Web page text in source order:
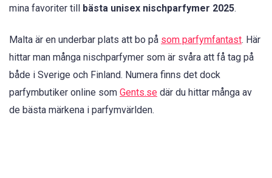
mina favoriter till bästa unisex nischparfymer 2025.
Malta är en underbar plats att bo på som parfymfantast. Här
hittar man många nischparfymer som är svåra att få tag på
både i Sverige och Finland. Numera finns det dock
parfymbutiker online som Gents.se där du hittar många av
de bästa märkena i parfymvärlden.